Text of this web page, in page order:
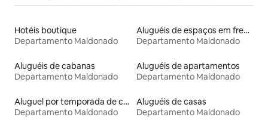
Hotéis boutique
Departamento Maldonado
Aluguéis de espaços em frente à praia
Departamento Maldonado
Aluguéis de cabanas
Departamento Maldonado
Aluguéis de apartamentos
Departamento Maldonado
Aluguel por temporada de casas arredondadas
Departamento Maldonado
Aluguéis de casas
Departamento Maldonado